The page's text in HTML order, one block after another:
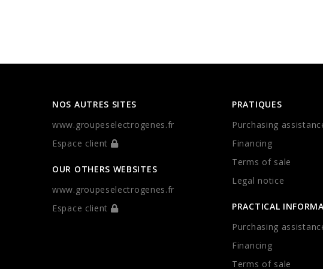
NOS AUTRES SITES
www.groupeselectrogenes.fr
Espace client
OUR OTHERS WEBSITES
www.groupeselectrogenes.fr
Espace client
PRATIQUES
Purchasing
Financing
Terms of sale
Legal notice
PRACTICAL
Purchasing
Financing
Terms of sale